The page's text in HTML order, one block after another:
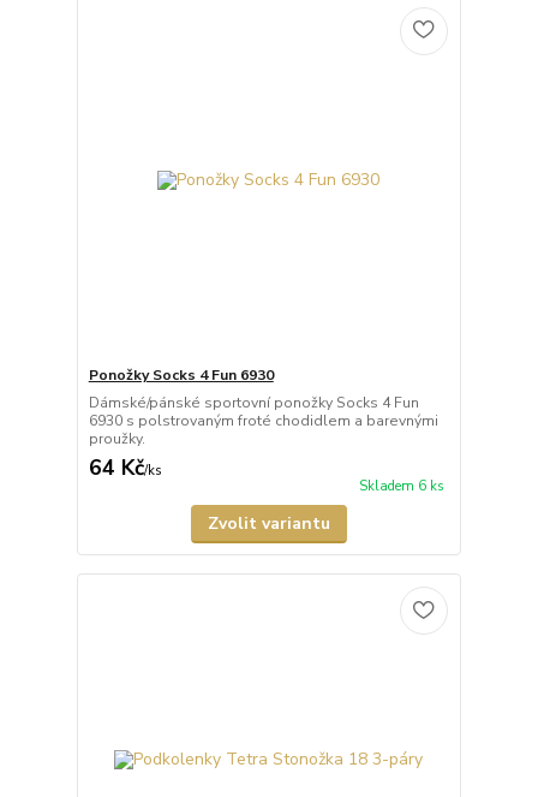
Ponožky Socks 4 Fun 6930
Dámské/pánské sportovní ponožky Socks 4 Fun
6930 s polstrovaným froté chodidlem a barevnými
proužky.
64 Kč/ks
Skladem 6 ks
Zvolit variantu